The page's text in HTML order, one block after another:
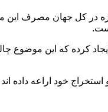
در کل جهان مصرف این
که این موضوع چالش
خود اراعه داده